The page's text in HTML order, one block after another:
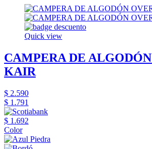
Quick view
CAMPERA DE
KAIR
$ 2.590
$ 1.791
$ 1.692
Color